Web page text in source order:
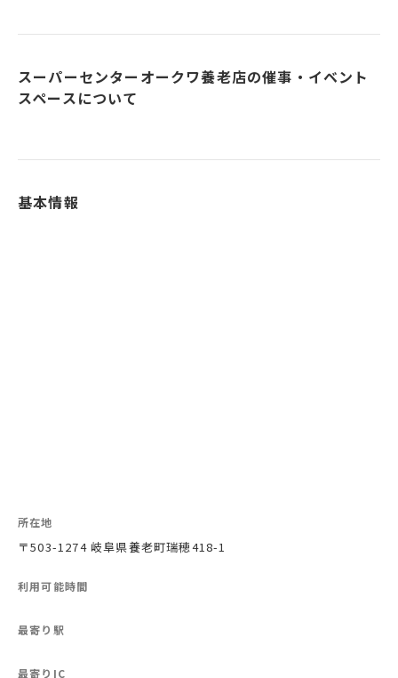
スーパーセンターオークワ養老店の催事・イベント
スペースについて
基本情報
所在地
〒503-1274 岐阜県養老町瑞穂418-1
利用可能時間
最寄り駅
最寄りIC